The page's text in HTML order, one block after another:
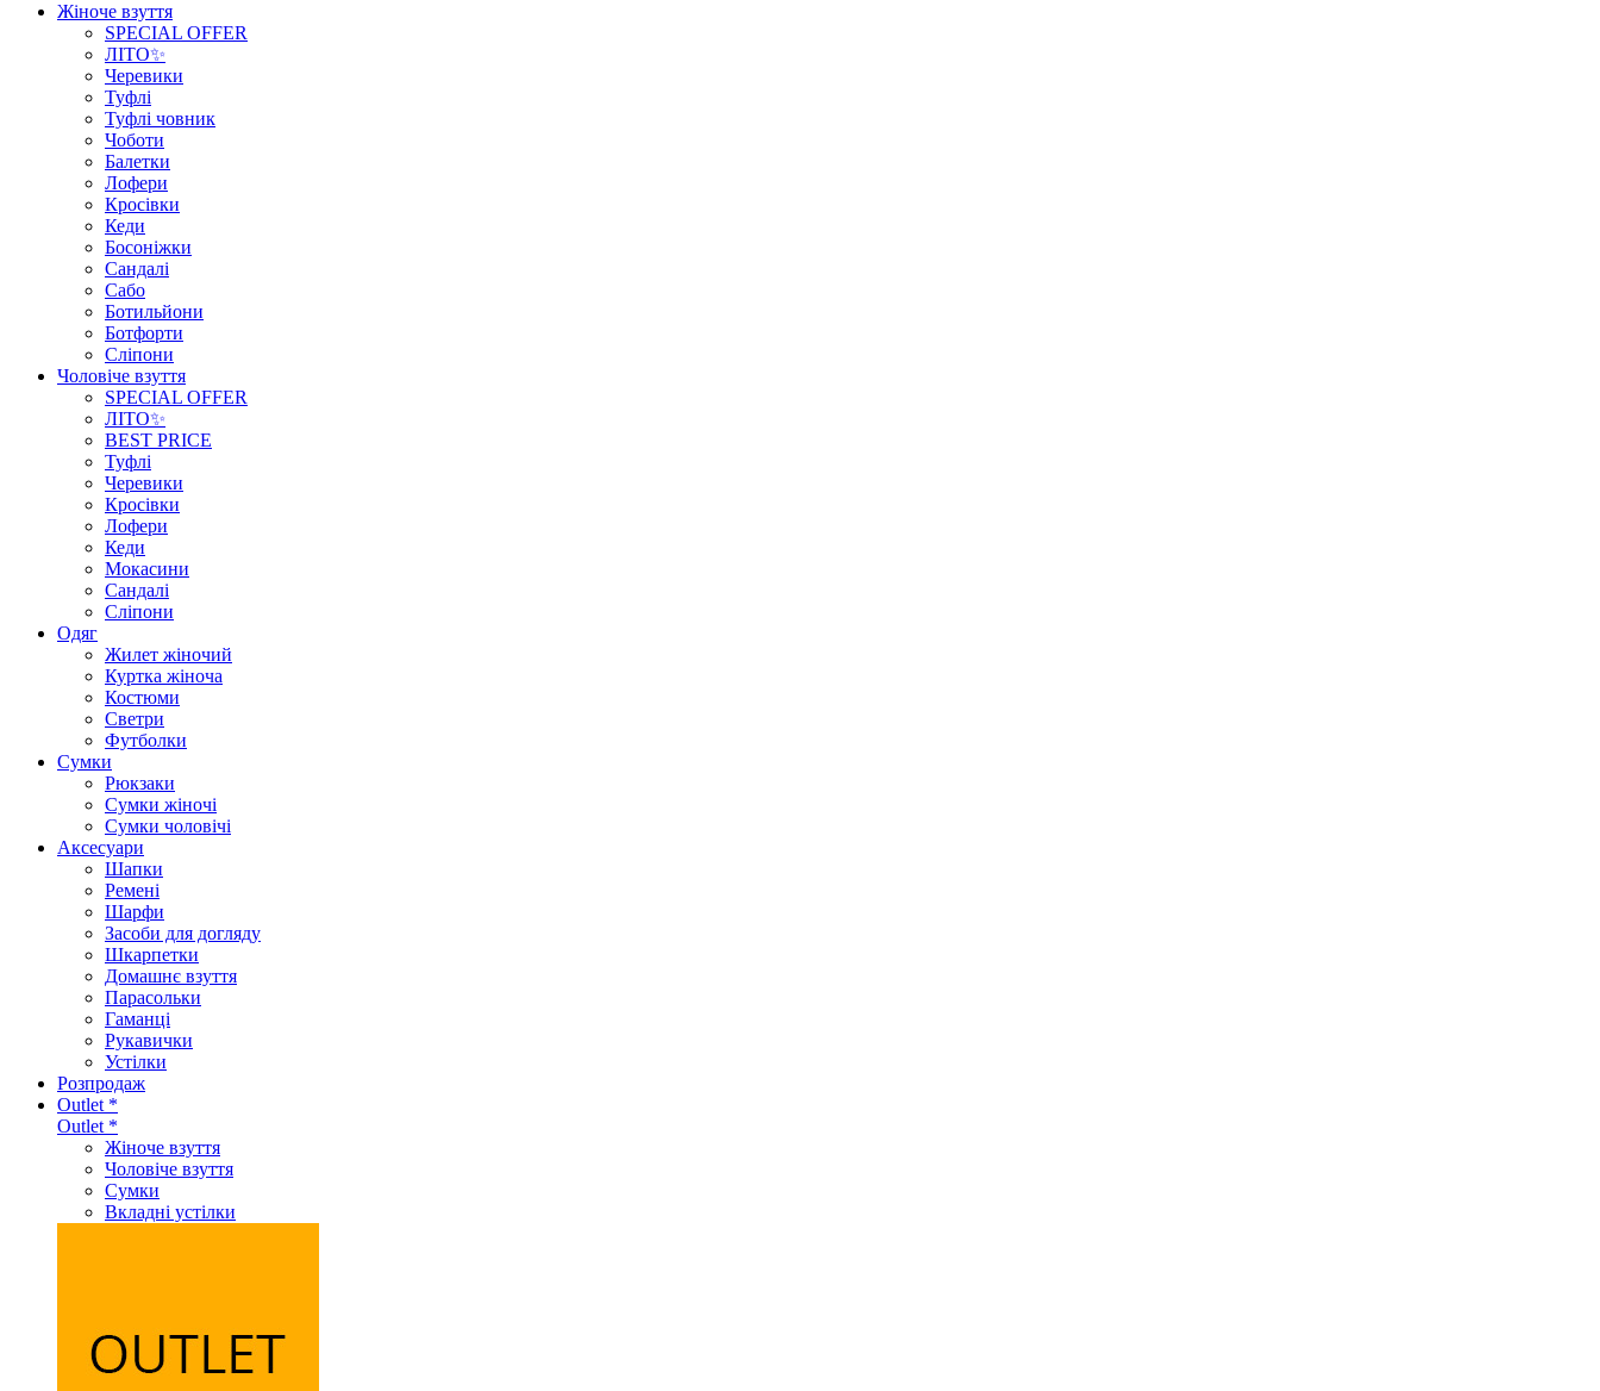
Жіноче взуття
SPECIAL OFFER
ЛІТО✨
Черевики
Туфлі
Туфлі човник
Чоботи
Балетки
Лофери
Кросівки
Кеди
Босоніжки
Сандалі
Сабо
Ботильйони
Ботфорти
Сліпони
Чоловіче взуття
SPECIAL OFFER
ЛІТО✨
BEST PRICE
Туфлі
Черевики
Кросівки
Лофери
Кеди
Мокасини
Сандалі
Сліпони
Одяг
Жилет жіночий
Куртка жіноча
Костюми
Светри
Футболки
Сумки
Рюкзаки
Сумки жіночі
Сумки чоловічі
Аксеcуари
Шапки
Ремені
Шарфи
Засоби для догляду
Шкарпетки
Домашнє взуття
Парасольки
Гаманці
Рукавички
Устілки
Розпродаж
Outlet *
Outlet *
Жіноче взуття
Чоловіче взуття
Сумки
Вкладні устілки